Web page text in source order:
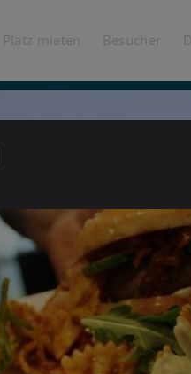
Platz mieten Besucher